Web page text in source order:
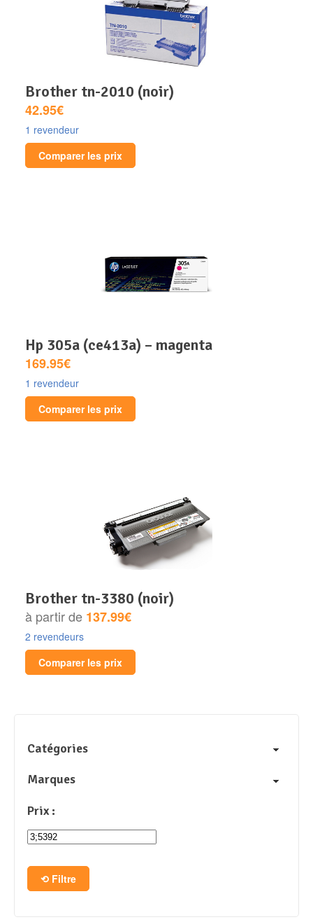
brother tn-2010 (noir)
42.95€
1 revendeur
Comparer les prix
hp 305a (ce413a) – magenta
169.95€
1 revendeur
Comparer les prix
brother tn-3380 (noir)
à partir de 137.99€
2 revendeurs
Comparer les prix
Catégories
Marques
Prix :
Filtre